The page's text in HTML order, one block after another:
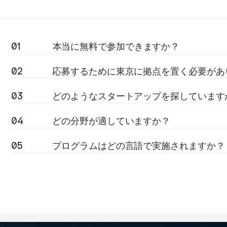
01 本当に無料で参加できますか？
02 応募するために東京に拠点を置く必要が
03 どのようなスタートアップを探しています
04 どの分野が適していますか？
05 プログラムはどの言語で実施されますか？